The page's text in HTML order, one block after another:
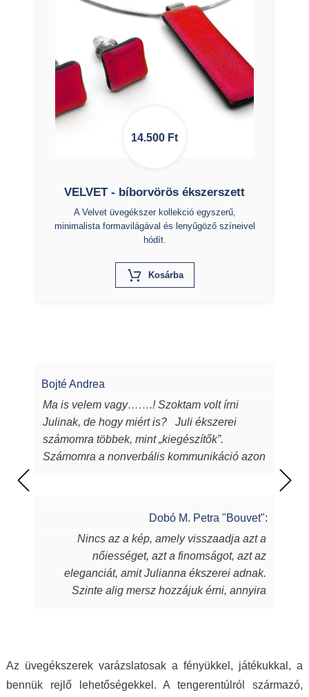
14.500 Ft
VELVET - bíborvörös ékszerszett
A Velvet üvegékszer kollekció egyszerű,
minimalista formavilágával és lenyűgöző színeivel
hódít.
KosárbaX
Bojté Andrea
Ma is velem vagy…….! Szoktam volt írni
Julinak, de hogy miért is? Juli ékszerei
számomra többek, mint „kiegészítők”.
Számomra a nonverbális kommunikáció azon
egyediek, csodaszépek, igényesek,
sugározzák az alkotójuk által belevitt
energiát, szeretetet, amit készítőjük alkotás
során beletett. Szeretem a kincseit, viselem
nap mint nap, melyek során magabiztosabb,
stílust adnak viselőjüknek. Ha a „waooo
érzést” az itt olvasó ismeri…akkor tudja miről
Dobó M. Petra "Bouvet":
Nincs az a kép, amely visszaadja azt a
nőiességet, azt a finomságot, azt az
eleganciát, amit Julianna ékszerei adnak.
Szinte alig mersz hozzájuk érni, annyira
hordasz épp, akár hétköznapi laza stílust,
nagyon elegánsat, az ékszertől te leszel a
Az üvegékszerek varázslatosak a fényükkel, játékukkal, a
bennük rejlő lehetőségekkel. A tengerentúlról származó,